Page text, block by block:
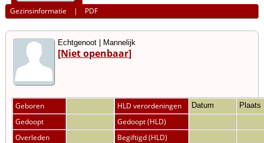
Gezinsinformatie | PDF
Echtgenoot | Mannelijk
[Niet openbaar]
Geboren HLD verordeningen Datum Plaats
Gedoopt
Gedoopt (HLD)
Overleden
Begiftigd (HLD)